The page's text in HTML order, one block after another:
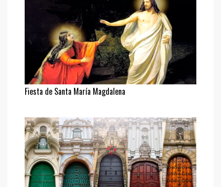
Fiesta de Santa María Magdalena